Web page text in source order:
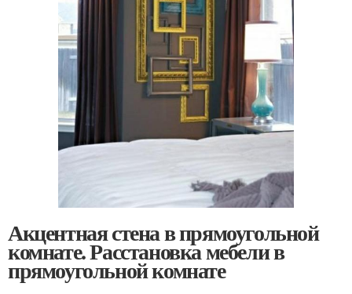
Акцентная стена в прямоугольной
комнате. Расстановка мебели в
прямоугольной комнате